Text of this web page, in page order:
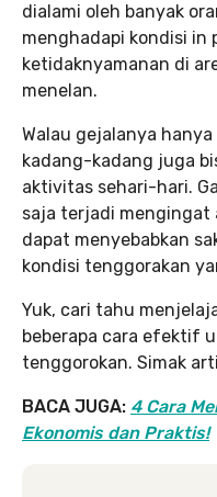
dialami oleh banyak
menghadapi kondisi in
ketidaknyamanan di
menelan.
Walau gejalanya
kadang-kadang juga
aktivitas sehari-hari.
saja terjadi mengingat
dapat menyebabkan
kondisi tenggorakan
Yuk, cari tahu
beberapa cara efektif
tenggorokan. Simak
BACA JUGA: 4 Cara
Ekonomis dan Praktis!